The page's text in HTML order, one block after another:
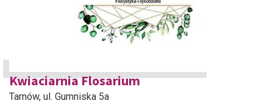
Kwiaciarnia Flosarium
Tarnów, ul. Gumniska 5a